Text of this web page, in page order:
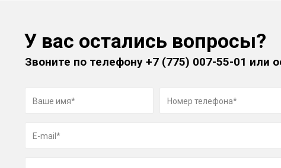
У вас остались вопросы?
Звоните по телефону+7 (775) 007-55-01 или